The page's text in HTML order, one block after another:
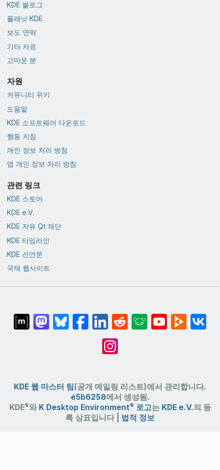
KDE 블로그
플래닛 KDE
보도 연락
기타 자료
고마운 분
자원
커뮤니티 위키
도움말
KDE 소프트웨어 다운로드
행동 지침
개인 정보 처리 방침
앱 개인 정보 처리 방침
관련 링크
KDE 스토어
KDE e.V.
KDE 자유 Qt 재단
KDE 타임라인
KDE 선언문
국제 웹사이트
KDE 웹 마스터 팀 (공개 메일링 리스트)에서 관리합니다.
e5b6258에서 생성됨.
KDE®와 K Desktop Environment® 로고는 KDE e.V.의 등
록 상표입니다 | 법적 정보